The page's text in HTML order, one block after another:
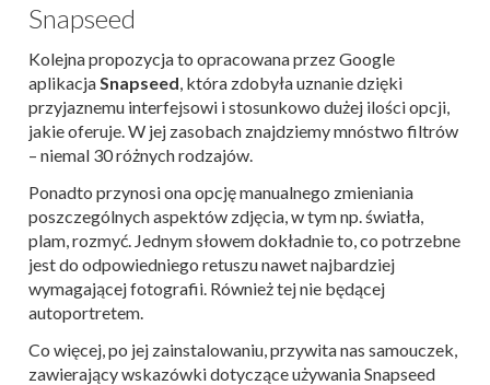
Snapseed
Kolejna propozycja to opracowana przez Google
aplikacja Snapseed , która zdobyła uznanie dzięki
przyjaznemu interfejsowi i stosunkowo dużej ilości opcji,
jakie oferuje. W jej zasobach znajdziemy mnóstwo filtrów
– niemal 30 różnych rodzajów.
Ponadto przynosi ona opcję manualnego zmieniania
poszczególnych aspektów zdjęcia, w tym np. światła,
plam, rozmyć. Jednym słowem dokładnie to, co potrzebne
jest do odpowiedniego retuszu nawet najbardziej
wymagającej fotografii. Również tej nie będącej
autoportretem.
Co więcej, po jej zainstalowaniu, przywita nas samouczek,
zawierający wskazówki dotyczące używania Snapseed